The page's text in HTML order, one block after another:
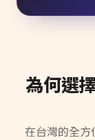
為何選
在台灣的全